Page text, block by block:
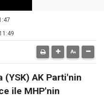
(YSK) AK Parti'nin
ile MHP'nin